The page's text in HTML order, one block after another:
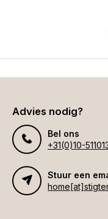
Advies nodig?
Bel ons
+31(0)10-
Stuur een